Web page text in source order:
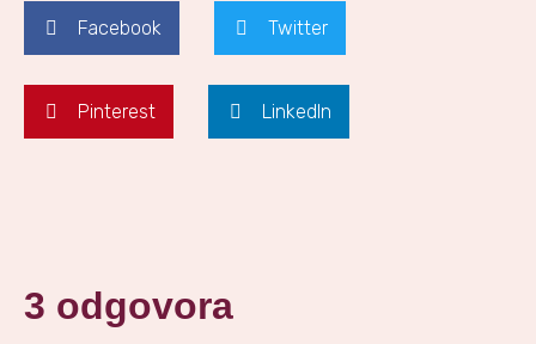
Facebook Twitter
Pinterest LinkedIn
3 odgovora